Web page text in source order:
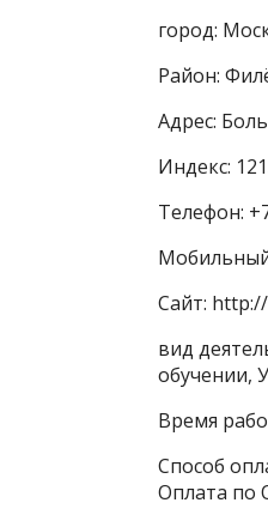
город:
Район:
Адрес:
Индекс:
Телефон:
Сайт:
вид
обучении,
Время
Способ
Оплата по